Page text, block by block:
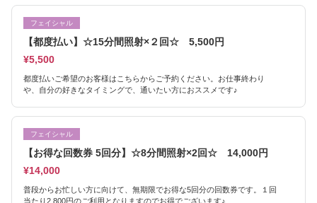
フェイシャル
【都度払い】☆15分間照射×２回☆ 5,500円
¥5,500
都度払いご希望のお客様はこちらからご予約ください。お仕事終わり
や、自分の好きなタイミングで、通いたい方におススメです♪
フェイシャル
【お得な回数券 5回分】☆8分間照射×2回☆ 14,000円
¥14,000
普段からお忙しい方に向けて、無期限でお得な5回分の回数券です。１回
当たり2,800円のご利用となりますのでお得でございます♪